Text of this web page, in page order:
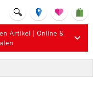
Artikel | Online &